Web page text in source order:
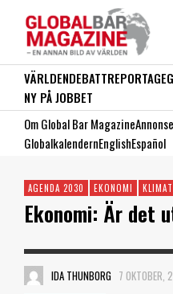
VÄRLDENDEBATTREPORTAGE
NY PÅ JOBBET
Om Global Bar Magazine
GlobalkalendernEnglishEspañol
AGENDA 2030 EKONOMI KLIMAT
Ekonomi: Är det
IDA THUNBORG 7 OKTOBER,